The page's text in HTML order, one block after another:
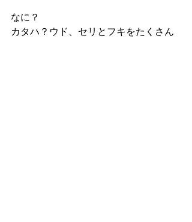
なに？
カタハ？ウド、セリとフキをたくさん